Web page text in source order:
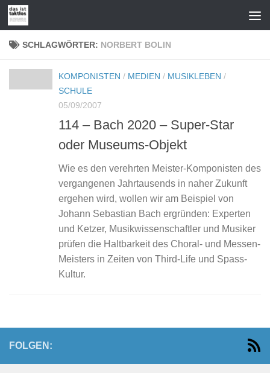
Zum Inhalt springen
SCHLAGWÖRTER: NORBERT BOLIN
KOMPONISTEN / MEDIEN / MUSIKLEBEN /
SCHULE
05/09/2007
114 – Bach 2020 – Super-Star
oder Museums-Objekt
Wie es den verehrten Meister-Komponisten des
vergangenen Jahrtausends in naher Zukunft
ergehen wird, wollen wir am Beispiel von
Johann Sebastian Bach ergründen: Experten
und Ketzer, Musikwissenschaftler und Musiker
prüfen die Haltbarkeit des Choral- und Messen-
Meisters in Zeiten von Third-Life und Spass-
Kultur.
FOLGEN: